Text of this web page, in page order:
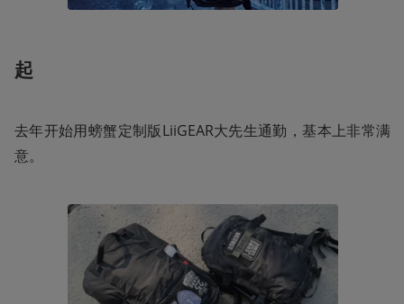
起
去年开始用螃蟹定制版LiiGEAR大先生通勤，基本上非常满
意。